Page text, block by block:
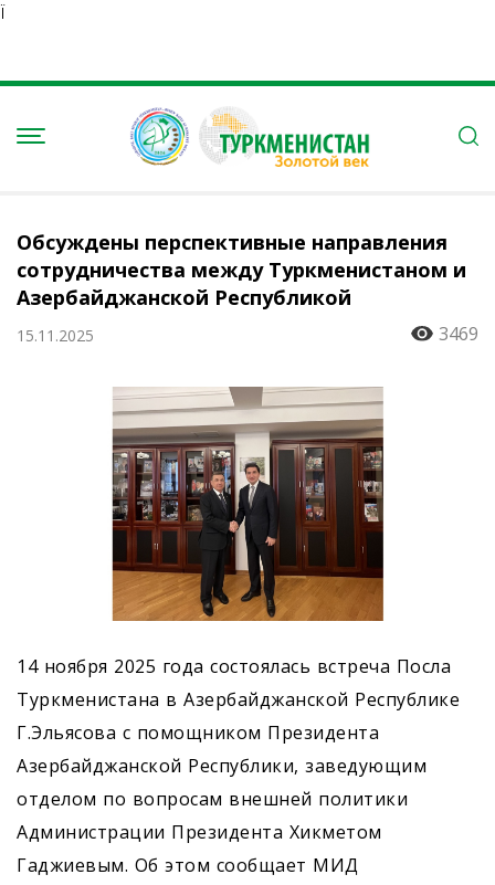
Ï
Обсуждены перспективные направления
сотрудничества между Туркменистаном и
Азербайджанской Республикой
15.11.2025 3469
14 ноября 2025 года состоялась встреча Посла
Туркменистана в Азербайджанской Республике
Г.Эльясова с помощником Президента
Азербайджанской Республики, заведующим
отделом по вопросам внешней политики
Администрации Президента Хикметом
Гаджиевым. Об этом сообщает МИД